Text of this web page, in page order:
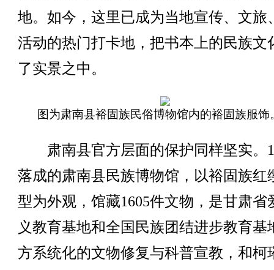
地。如今，这里已成为当地宣传、文旅
活动的热门打卡地，把书本上的民族文
了实景之中。
图为肃南县裕固族民俗博物馆内的裕固族服饰
肃南县官方层面的保护同样坚实。
落成的肃南县民族博物馆，以裕固族红
型为外观，馆藏1605件文物，是甘肃省
义教育基地和全国民族团结进步教育基
方系统化的文物修复与科普宣教，和柯